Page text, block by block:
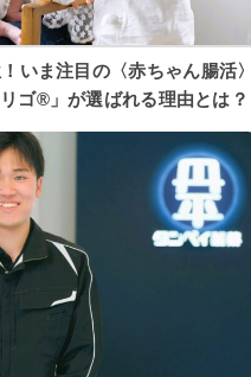
ゴ®」が選ばれる理由とは？